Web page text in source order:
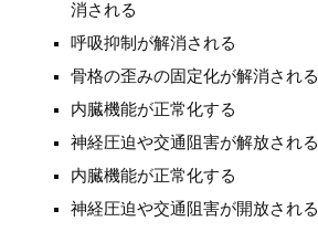
消される
呼吸抑制が解消される
骨格の歪みの固定化が解消される
内臓機能が正常化する
神経圧迫や交通阻害が解放される
内臓機能が正常化する
神経圧迫や交通阻害が開放される